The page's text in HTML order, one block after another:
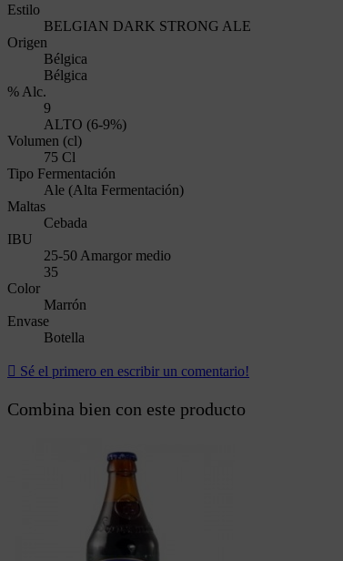
Estilo
BELGIAN DARK STRONG ALE
Origen
Bélgica
Bélgica
% Alc.
9
ALTO (6-9%)
Volumen (cl)
75 Cl
Tipo Fermentación
Ale (Alta Fermentación)
Maltas
Cebada
IBU
25-50 Amargor medio
35
Color
Marrón
Envase
Botella
 Sé el primero en escribir un comentario!
Combina bien con este producto